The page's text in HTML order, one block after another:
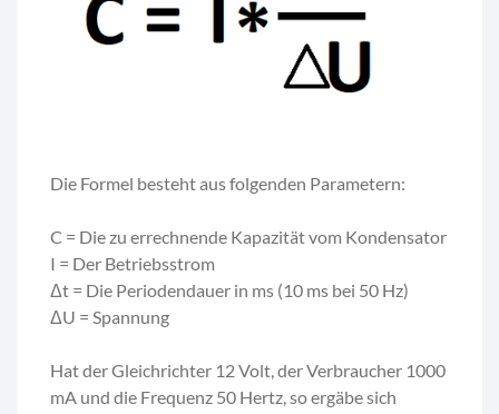
Die Formel besteht aus folgenden Parametern:
C = Die zu errechnende Kapazität vom Kondensator
I = Der Betriebsstrom
Δt = Die Periodendauer in ms (10 ms bei 50 Hz)
ΔU = Spannung
Hat der Gleichrichter 12 Volt, der Verbraucher 1000
mA und die Frequenz 50 Hertz, so ergäbe sich